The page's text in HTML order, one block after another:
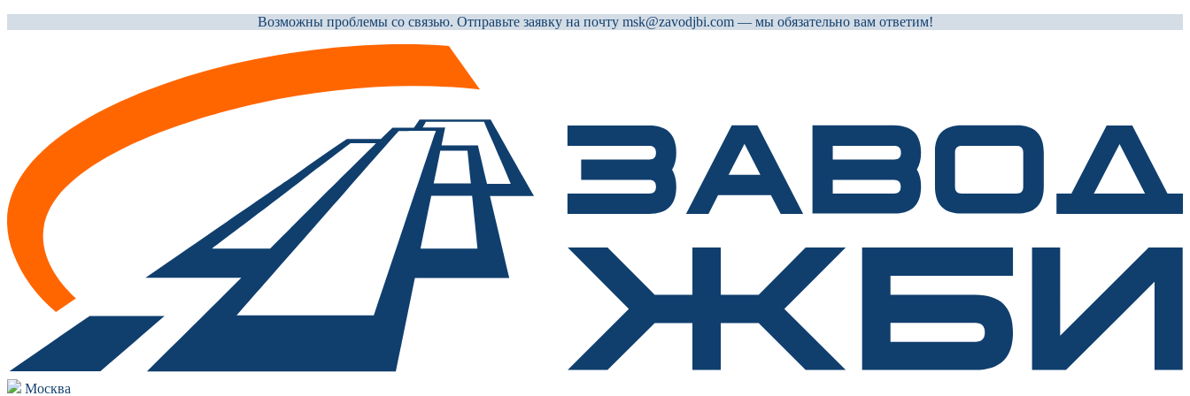
Возможны проблемы со связью. Отправьте заявку на почту msk@zavodjbi.com — мы обязательно вам ответим!
Москва